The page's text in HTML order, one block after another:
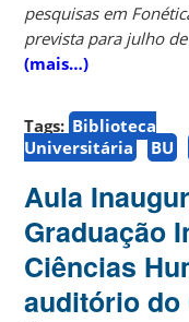
pesquisas em
prevista para julho
(mais…)
Tags: Biblioteca
Universitária
BU
Aula
Graduação
Ciências
auditório do